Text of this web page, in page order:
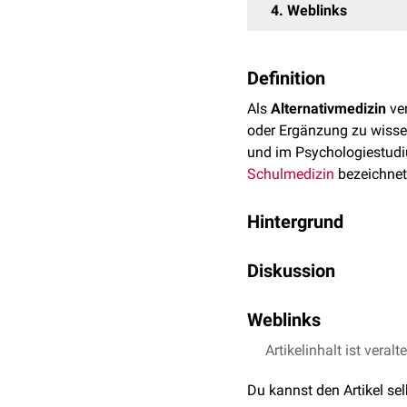
4 Weblinks
Definition
Als Alternativmedizin
oder Ergänzung zu
und im
Schulmedizin
Hintergrund
Homöopathie,
der klassischen
Diskussion
sind, aber teilweise auch
Akzeptanz dieser
fundierten Therapie.
Weblinks
Zehn Indizien für
wissenschaftlichen
Artikelinhalt ist
Du kannst den Artikel